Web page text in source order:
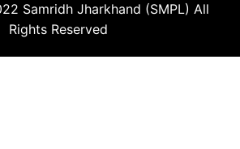
Samridh Jharkhand (SMPL) All
Rights Reserved